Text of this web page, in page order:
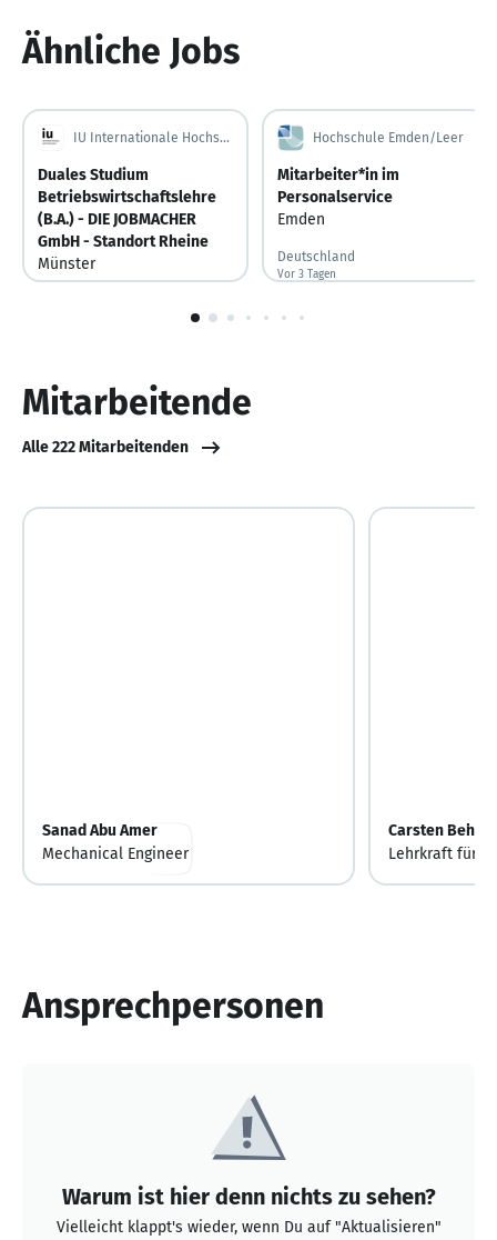
Ähnliche Jobs
IU Internationale Hochschule
Duales Studium
Betriebswirtschaftslehre
(B.A.) - DIE JOBMACHER
GmbH - Standort Rheine
Münster
Hochschule Emden/Leer
Mitarbeiter*in im
Personalservice
Emden
Deutschland
Vor 3 Tagen
Vor 3 Tagen veröffentlicht
Mitarbeitende
Alle 222 Mitarbeitenden
Sanad Abu Amer
Mechanical Engineer
Carsten
Lehrkraft für
Ansprechpersonen
Warum ist hier denn nichts zu sehen?
Vielleicht klappt's wieder, wenn Du auf "Aktualisieren"